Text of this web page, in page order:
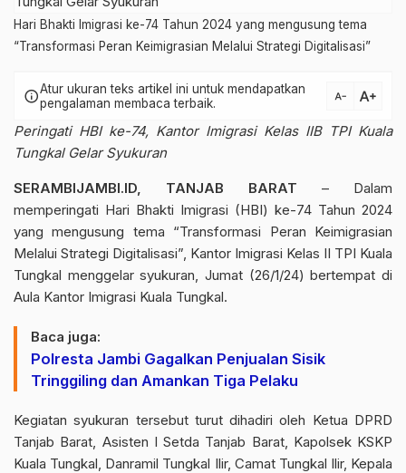
Hari Bhakti Imigrasi ke-74 Tahun 2024 yang mengusung tema
“Transformasi Peran Keimigrasian Melalui Strategi Digitalisasi”
infoAtur ukuran teks artikel ini untuk mendapatkan
pengalaman membaca terbaik.
text_decrease text_increase
Peringati HBI ke-74, Kantor Imigrasi Kelas IIB TPI Kuala
Tungkal Gelar Syukuran
SERAMBIJAMBI.ID, TANJAB BARAT – Dalam
memperingati Hari Bhakti Imigrasi (HBI) ke-74 Tahun 2024
yang mengusung tema “Transformasi Peran Keimigrasian
Melalui Strategi Digitalisasi”, Kantor Imigrasi Kelas II TPI Kuala
Tungkal menggelar syukuran, Jumat (26/1/24) bertempat di
Aula Kantor Imigrasi Kuala Tungkal.
Baca juga:
Polresta Jambi Gagalkan Penjualan Sisik
Tringgiling dan Amankan Tiga Pelaku
Kegiatan syukuran tersebut turut dihadiri oleh Ketua DPRD
Tanjab Barat, Asisten I Setda Tanjab Barat, Kapolsek KSKP
Kuala Tungkal, Danramil Tungkal Ilir, Camat Tungkal Ilir, Kepala